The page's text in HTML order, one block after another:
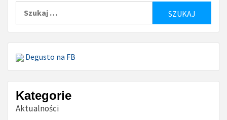
Degusto na FB
Kategorie
Aktualności